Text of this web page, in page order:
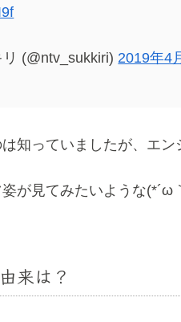
(@ntv_sukkiri) 2019年4
知っていましたが、エン
が見てみたいような(*´ω
来は？